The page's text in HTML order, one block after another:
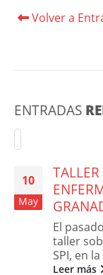
Volver a
ENTRADAS
10
May
El
taller
SPI, en
Leer más